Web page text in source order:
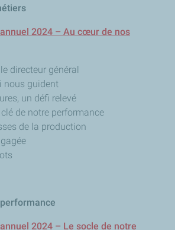
2024 – Au cœur de nos
directeur général
nous guident
un défi relevé
de notre performance
de la production
2024 – Le socle de notre